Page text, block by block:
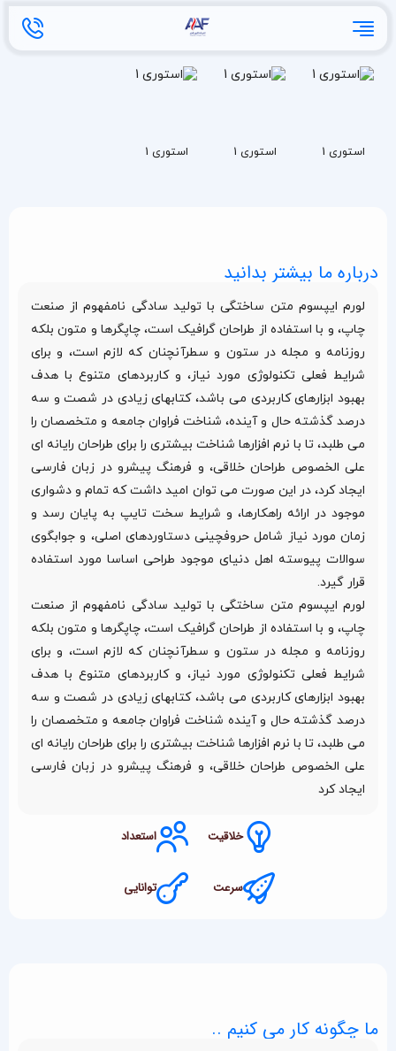
استوری 1 استوری 1 استوری 1
درباره ما بیشتر بدانید
لورم ایپسوم متن ساختگی با تولید سادگی نامفهوم از صنعت
چاپ، و با استفاده از طراحان گرافیک است، چاپگرها و متون بلکه
روزنامه و مجله در ستون و سطرآنچنان که لازم است، و برای
شرایط فعلی تکنولوژی مورد نیاز، و کاربردهای متنوع با هدف
بهبود ابزارهای کاربردی می باشد، کتابهای زیادی در شصت و سه
درصد گذشته حال و آینده، شناخت فراوان جامعه و متخصصان را
می طلبد، تا با نرم افزارها شناخت بیشتری را برای طراحان رایانه ای
علی الخصوص طراحان خلاقی، و فرهنگ پیشرو در زبان فارسی
ایجاد کرد، در این صورت می توان امید داشت که تمام و دشواری
موجود در ارائه راهکارها، و شرایط سخت تایپ به پایان رسد و
زمان مورد نیاز شامل حروفچینی دستاوردهای اصلی، و جوابگوی
سوالات پیوسته اهل دنیای موجود طراحی اساسا مورد استفاده
قرار گیرد.
لورم ایپسوم متن ساختگی با تولید سادگی نامفهوم از صنعت
چاپ، و با استفاده از طراحان گرافیک است، چاپگرها و متون بلکه
روزنامه و مجله در ستون و سطرآنچنان که لازم است، و برای
شرایط فعلی تکنولوژی مورد نیاز، و کاربردهای متنوع با هدف
بهبود ابزارهای کاربردی می باشد، کتابهای زیادی در شصت و سه
درصد گذشته حال و آینده شناخت فراوان جامعه و متخصصان را
می طلبد، تا با نرم افزارها شناخت بیشتری را برای طراحان رایانه ای
علی الخصوص طراحان خلاقی، و فرهنگ پیشرو در زبان فارسی
ایجاد کرد
خلاقیت استعداد
سرعت توانایی
ما چگونه کار می کنیم ..